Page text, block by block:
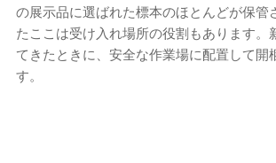
の展示品に選ばれた標本のほとんどが保管
たここは受け入れ場所の役割もあります。
てきたときに、安全な作業場に配置して開
す。